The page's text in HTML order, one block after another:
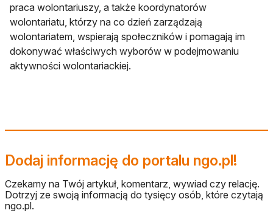
praca wolontariuszy, a także koordynatorów
wolontariatu, którzy na co dzień zarządzają
wolontariatem, wspierają społeczników i pomagają im
dokonywać właściwych wyborów w podejmowaniu
aktywności wolontariackiej.
Dodaj informację do portalu ngo.pl!
Czekamy na Twój artykuł, komentarz, wywiad czy relację.
Dotrzyj ze swoją informacją do tysięcy osób, które czytają
ngo.pl.